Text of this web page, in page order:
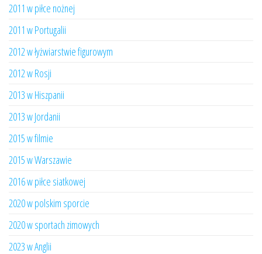
2011 w piłce nożnej
2011 w Portugalii
2012 w łyżwiarstwie figurowym
2012 w Rosji
2013 w Hiszpanii
2013 w Jordanii
2015 w filmie
2015 w Warszawie
2016 w piłce siatkowej
2020 w polskim sporcie
2020 w sportach zimowych
2023 w Anglii